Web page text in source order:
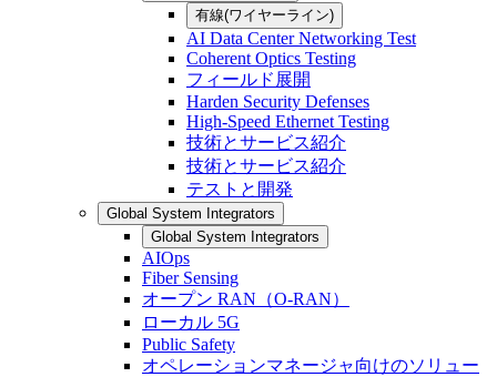
有線(ワイヤーライン)
AI Data Center Networking Test
Coherent Optics Testing
フィールド展開
Harden Security Defenses
High-Speed Ethernet Testing
技術とサービス紹介
技術とサービス紹介
テストと開発
Global System Integrators
Global System Integrators
AIOps
Fiber Sensing
オープン RAN（O-RAN）
ローカル 5G
Public Safety
オペレーションマネージャ向けのソリュー